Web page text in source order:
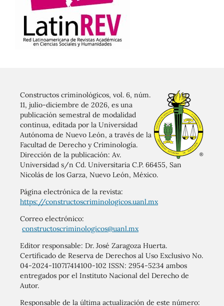
Constructos criminológicos, vol. 6, núm.
11, julio-diciembre de 2026, es una
publicación semestral de modalidad
continua, editada por la Universidad
Autónoma de Nuevo León, a través de la
Facultad de Derecho y Criminología.
Dirección de la publicación: Av.
Universidad s/n Cd. Universitaria C.P. 66455, San
Nicolás de los Garza, Nuevo León, México.
Página electrónica de la revista:
https://constructoscriminologicos.uanl.mx
Correo electrónico:
constructoscriminologicos@uanl.mx
Editor responsable: Dr. José Zaragoza Huerta.
Certificado de Reserva de Derechos al Uso Exclusivo No.
04-2024-110717414100-102 ISSN: 2954-5234 ambos
entregados por el Instituto Nacional del Derecho de
Autor.
Responsable de la última actualización de este número: